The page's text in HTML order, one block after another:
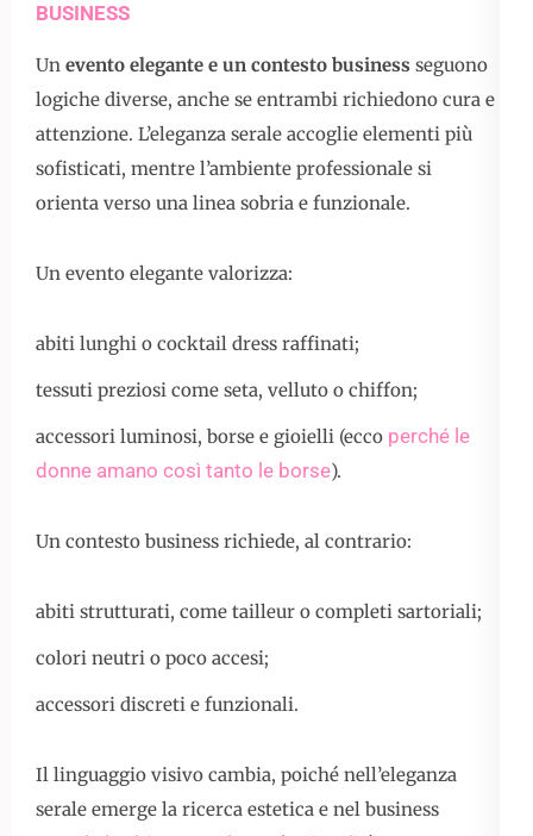
BUSINESS
Un evento elegante e un contesto business seguono
logiche diverse, anche se entrambi richiedono cura e
attenzione. L’eleganza serale accoglie elementi più
sofisticati, mentre l’ambiente professionale si
orienta verso una linea sobria e funzionale.
Un evento elegante valorizza:
abiti lunghi o cocktail dress raffinati;
tessuti preziosi come seta, velluto o chiffon;
accessori luminosi, borse e gioielli (ecco perché le
donne amano così tanto le borse).
Un contesto business richiede, al contrario:
abiti strutturati, come tailleur o completi sartoriali;
colori neutri o poco accesi;
accessori discreti e funzionali.
Il linguaggio visivo cambia, poiché nell’eleganza
serale emerge la ricerca estetica e nel business